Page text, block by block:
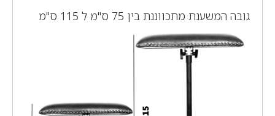
גובה המשענת מתכווננת בין 75 ס"מ ל 115 ס"מ